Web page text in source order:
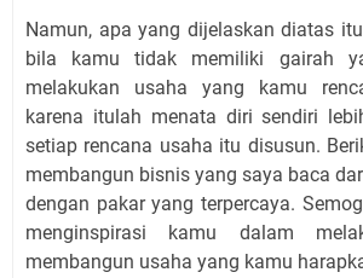
Namun, apa yang dijelaskan diatas
bila kamu tidak memiliki gairah
melakukan usaha yang kamu
karena itulah menata diri sendiri
setiap rencana usaha itu disusun.
membangun bisnis yang saya baca
dengan pakar yang terpercaya.
menginspirasi kamu dalam
membangun usaha yang kamu